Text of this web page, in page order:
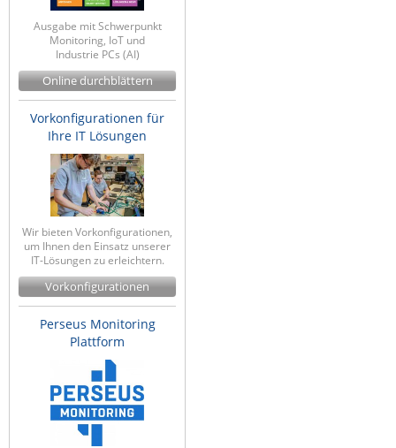
Ausgabe mit Schwerpunkt
Monitoring, IoT und
Industrie PCs (AI)
Online durchblättern
Vorkonfigurationen für
Ihre IT Lösungen
Wir bieten Vorkonfigurationen,
um Ihnen den Einsatz unserer
IT-Lösungen zu erleichtern.
Vorkonfigurationen
Perseus Monitoring
Plattform